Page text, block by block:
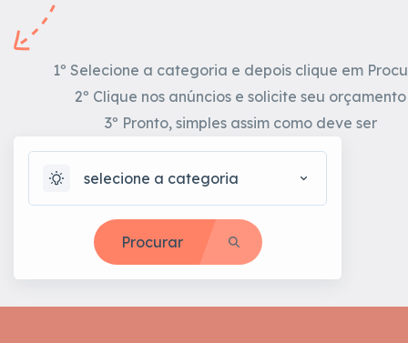
1º Selecione a categoria e depois clique em
2º Clique nos anúncios e solicite seu orçamento
3º Pronto, simples assim como deve ser
selecione a categoria
Procurar